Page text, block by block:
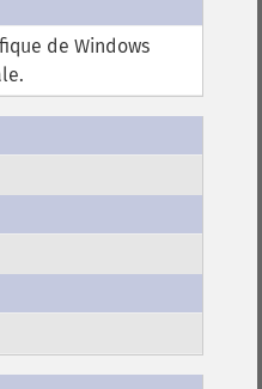
de Windows